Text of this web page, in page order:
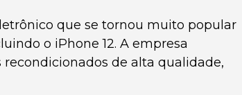
que se tornou muito popular
o iPhone 12. A empresa
de alta qualidade,